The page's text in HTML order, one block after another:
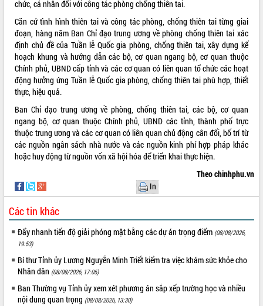
VIDEO
Không có file video nào để phát.
ALBUM ẢNH
chức, cá nhân đối với công tác phòng chống thiên tai.
Căn cứ tình hình thiên tai và công tác phòng, chống thiên tai từng giai
đoạn, hàng năm Ban Chỉ đạo trung ương về phòng chống thiên tai xác
định chủ đề của Tuần lễ Quốc gia phòng, chống thiên tai, xây dựng kế
hoạch khung và hướng dẫn các bộ, cơ quan ngang bộ, cơ quan thuộc
Chính phủ, UBND cấp tỉnh và các cơ quan có liên quan tổ chức các hoạt
động hưởng ứng Tuần lễ Quốc gia phòng, chống thiên tai phù hợp, thiết
thực, hiệu quả.
Ban Chỉ đạo trung ương về phòng, chống thiên tai, các bộ, cơ quan
ngang bộ, cơ quan thuộc Chính phủ, UBND các tỉnh, thành phố trực
thuộc trung ương và các cơ quan có liên quan chủ động cân đối, bố trí từ
các nguồn ngân sách nhà nước và các nguồn kinh phí hợp pháp khác
hoặc huy động từ nguồn vốn xã hội hóa để triển khai thực hiện.
Theo chinhphu.vn
In
Các tin khác
Đẩy nhanh tiến độ giải phóng mặt bằng các dự án trọng điểm (08/08/2026,
19:53)
Bí thư Tỉnh ủy Lương Nguyễn Minh Triết kiểm tra việc khám sức khỏe cho
Nhân dân (08/08/2026, 17:05)
Ban Thường vụ Tỉnh ủy xem xét phương án sắp xếp trường học và nhiều
nội dung quan trọng (08/08/2026, 13:30)